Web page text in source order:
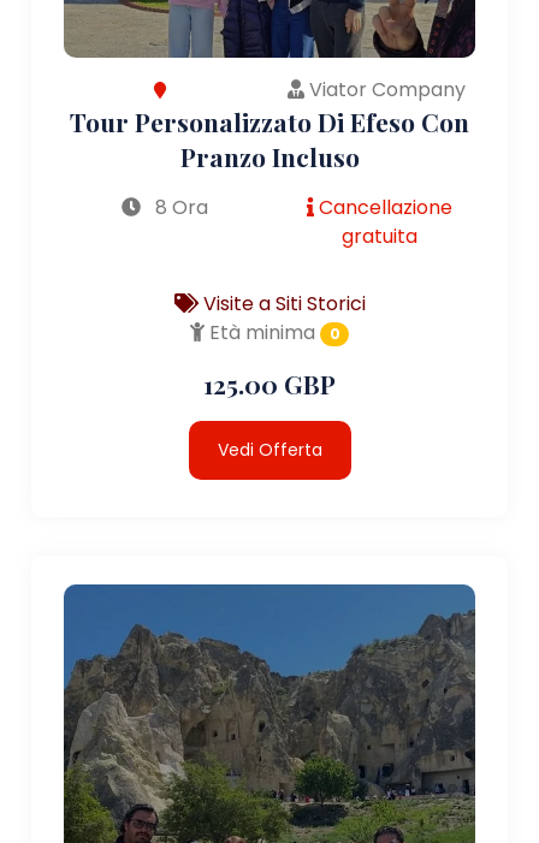
Viator Company
Tour Personalizzato Di Efeso Con
Pranzo Incluso
8 Ora
Cancellazione
gratuita
Visite a Siti Storici
Età minima
0
125.00 GBP
Vedi Offerta